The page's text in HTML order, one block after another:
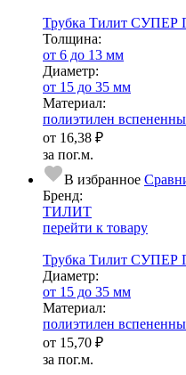
Трубка Тилит
Тол­щи­на:
от 6 до 13 мм
Диаметр:
от 15 до 35 мм
Ма­­те­­ри­­ал:
полиэтилен
от 16,38 ₽
за пог.м.
В избранное
Бренд:
ТИЛИТ
перейти к товару
Трубка Тилит СУПЕР
Диаметр:
от 15 до 35 мм
Ма­­те­­ри­­ал:
полиэтилен
от 15,70 ₽
за пог.м.